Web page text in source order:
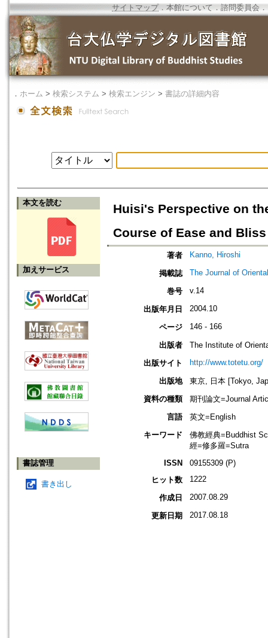
サイトマップ．本館について ． 諮問委員会 ．
． ホーム > 検索システム > 検索エンジン > 書誌の詳細内容
本文を読む
加えサービス
書誌管理
書き出し
Huisi's Perspective on
Course of Ease and
著者 Kanno, Hiroshi
掲載誌 The Journal of
巻号 v.14
出版年月日 2004.10
ページ 146 - 166
出版者
The Institute of
出版サイト
http://www.totetu.org/
出版地
東京, 日本 [Tokyo,
資料の種類
期刊論文=Journal
言語
英文=English
キーワード
佛教經典=Buddhist
經=修多羅=Sutra
ISSN
09155309 (P)
ヒット数
1222
作成日 2007.08.29
更新日期 2017.08.18